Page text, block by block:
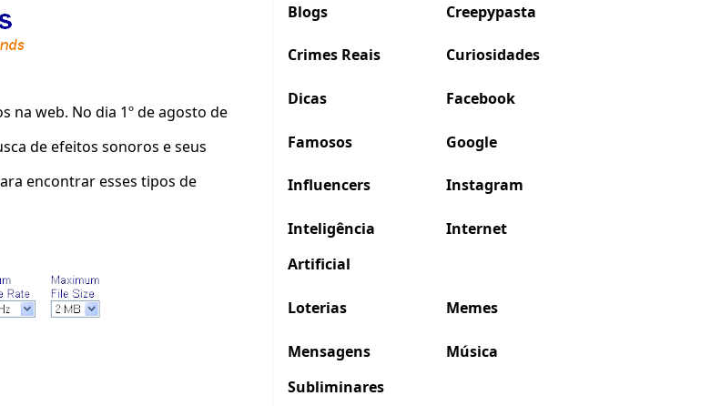
web. No dia 1º de agosto de
de efeitos sonoros e seus
encontrar esses tipos de
Blogs Creepypasta
Crimes Reais Curiosidades
Dicas Facebook
Famosos Google
Influencers Instagram
Inteligência
Artificial
Internet
Loterias Memes
Mensagens
Subliminares
Música